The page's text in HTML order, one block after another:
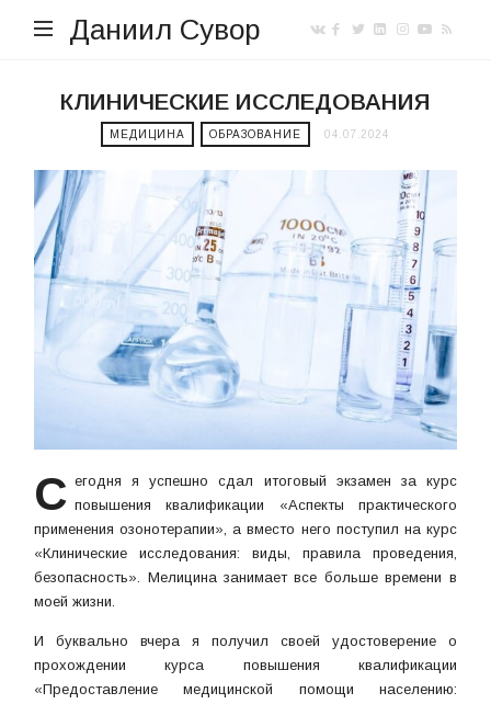
Даниил Сувор
КЛИНИЧЕСКИЕ ИССЛЕДОВАНИЯ
МЕДИЦИНА ОБРАЗОВАНИЕ 04.07.2024
С егодня я успешно сдал итоговый экзамен за курс
повышения квалификации «Аспекты практического
применения озонотерапии», а вместо него поступил на курс
«Клинические исследования: виды, правила проведения,
безопасность». Мелицина занимает все больше времени в
моей жизни.
И буквально вчера я получил своей удостоверение о
прохождении курса повышения квалификации
«Предоставление медицинской помощи населению: